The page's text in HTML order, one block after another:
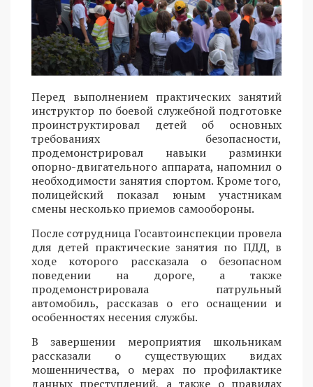
Перед выполнением практических занятий
инструктор по боевой служебной подготовке
проинструктировал детей об основных
требованиях безопасности,
продемонстрировал навыки разминки
опорно-двигательного аппарата, напомнил о
необходимости занятия спортом. Кроме того,
полицейский показал юным участникам
смены несколько приемов самообороны.
После сотрудница Госавтоинспекции провела
для детей практические занятия по ПДД, в
ходе которого рассказала о безопасном
поведении на дороге, а также
продемонстрировала патрульный
автомобиль, рассказав о его оснащении и
особенностях несения службы.
В завершении мероприятия школьникам
рассказали о существующих видах
мошенничества, о мерах по профилактике
данных преступлений, а также о правилах